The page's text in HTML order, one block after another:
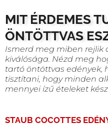
MIT ÉRDEMES
ÖNTÖTTVAS
Ismerd meg miben rejlik
kiválósága. Nézd meg
tartó öntöttvas edények,
tisztítani, hogy minden
mennyei ízű ételeket
STAUB COCOTTES